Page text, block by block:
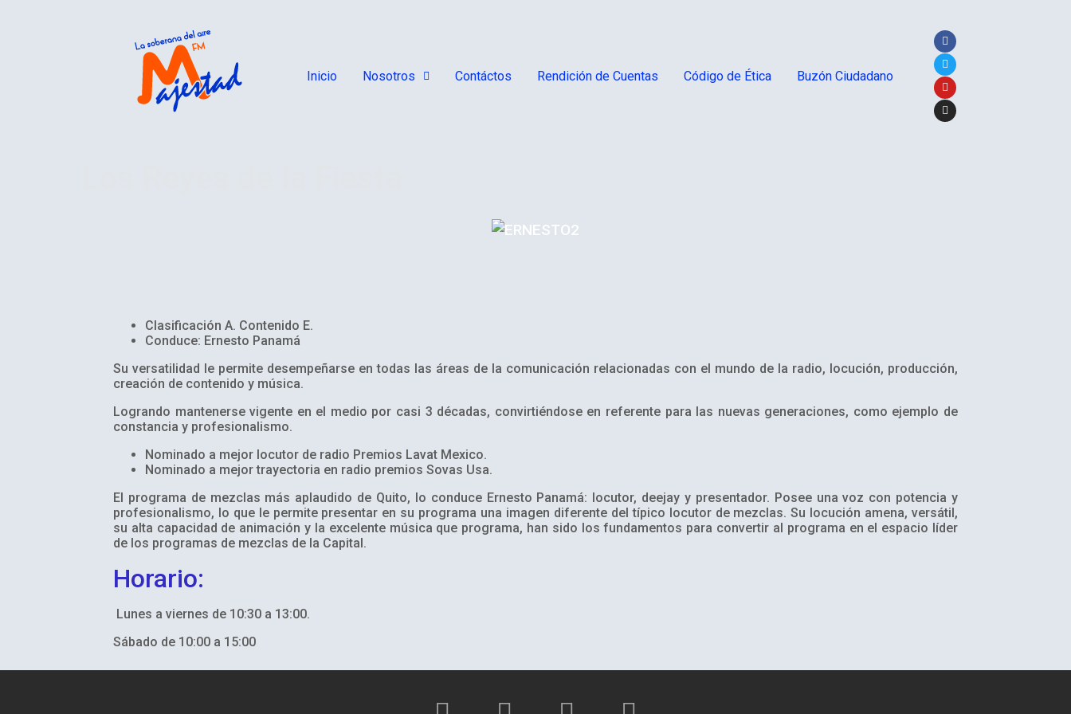
Inicio Nosotros Contáctos Rendición de Cuentas Código de Ética Buzón Ciudadano
Clasificación A. Contenido E.
Conduce: Ernesto Panamá
Su versatilidad le permite desempeñarse en todas las áreas de la comunicación relacionadas con el mundo de la radio, locución, producción,
creación de contenido y música.
Logrando mantenerse vigente en el medio por casi 3 décadas, convirtiéndose en referente para las nuevas generaciones, como ejemplo de
constancia y profesionalismo.
Nominado a mejor locutor de radio Premios Lavat Mexico.
Nominado a mejor trayectoria en radio premios Sovas Usa.
El programa de mezclas más aplaudido de Quito, lo conduce Ernesto Panamá: locutor, deejay y presentador. Posee una voz con potencia y
profesionalismo, lo que le permite presentar en su programa una imagen diferente del típico locutor de mezclas. Su locución amena, versátil,
su alta capacidad de animación y la excelente música que programa, han sido los fundamentos para convertir al programa en el espacio líder
de los programas de mezclas de la Capital.
Horario:
Lunes a viernes de 10:30 a 13:00.
Sábado de 10:00 a 15:00